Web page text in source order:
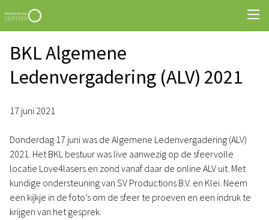
BKL Algemene
Ledenvergadering (ALV) 2021
17 juni 2021
Donderdag 17 juni was de Algemene Ledenvergadering (ALV)
2021. Het BKL bestuur was live aanwezig op de sfeervolle
locatie Love4lasers en zond vanaf daar de online ALV uit. Met
kundige ondersteuning van SV Productions B.V. en Klei. Neem
een kijkje in de foto’s om de sfeer te proeven en een indruk te
krijgen van het gesprek.